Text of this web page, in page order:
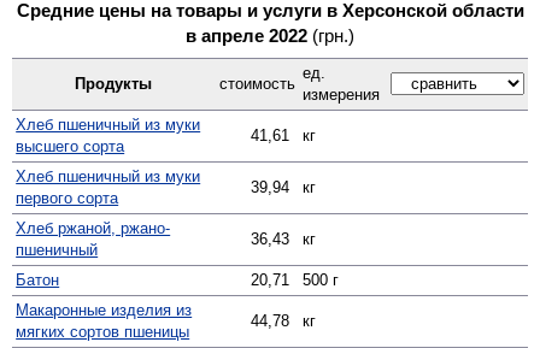
Средние цены на товары и услуги в Херсонской области
в апреле 2022 (грн.)
Продукты стоимость
ед.
измерения
Хлеб пшеничный из муки
высшего сорта
41,61 кг
Хлеб пшеничный из муки
первого сорта
39,94 кг
Хлеб ржаной, ржано-
пшеничный
36,43 кг
Батон 20,71
500 г
Макаронные изделия из
мягких сортов пшеницы
44,78 кг